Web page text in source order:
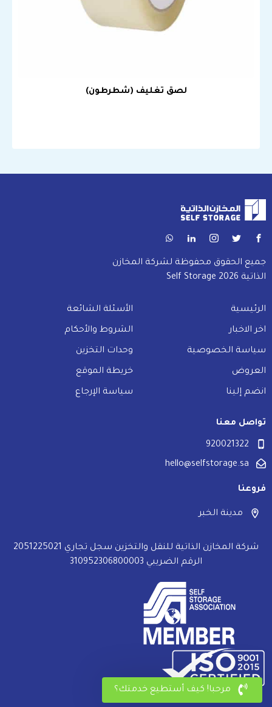
لصق تغليف (شطرطون)
جميع الحقوق محفوظة لشركة المخازن
الذاتية Self Storage 2026
الرئيسية الأسئلة الشائعة
اخر الاخبار الشروط والأحكام
سياسة الخصوصية وحدات التخزين
العروض خريطة الموقع
انضم إلينا سياسة الإرجاع
تواصل معنا
920021322
hello@selfstorage.sa
فروعنا
مدينة الخبر
شركة المخازن الذاتية للنقل والتخزين سجل تجاري 2051225021
الرقم الضريبي 310952306800003
مرحبا! كيف أستطيع خدمتك؟